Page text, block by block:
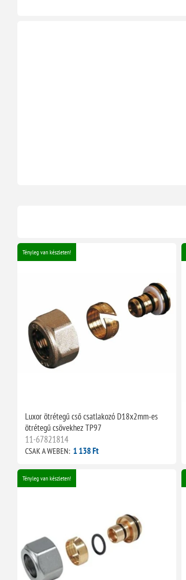
Tényleg van készleten!
Luxor ötrétegű cső csatlakozó D18x2mm-es
ötrétegű csövekhez TP97
11-67821814
CSAK A WEBEN: 1 138 Ft
Tényleg van készleten!